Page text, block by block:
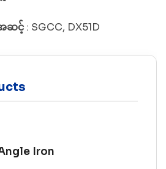
ဆင့် : SGCC, DX51D
Iron